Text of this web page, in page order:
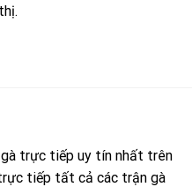
trực tiếp uy tín nhất trên
tiếp tất cả các trận gà